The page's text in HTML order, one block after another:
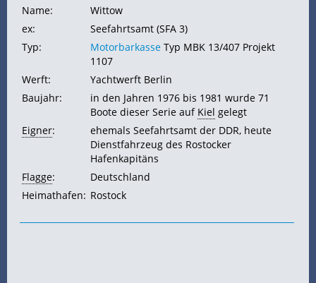
Name:
Wittow
ex:
Seefahrtsamt (SFA 3)
Typ:
Motorbarkasse Typ MBK 13/407 Projekt
1107
Werft:
Yachtwerft Berlin
Baujahr:
in den Jahren 1976 bis 1981 wurde 71
Boote dieser Serie auf Kiel gelegt
Eigner:
ehemals Seefahrtsamt der DDR, heute
Dienstfahrzeug des Rostocker
Hafenkapitäns
Flagge:
Deutschland
Heimathafen: Rostock